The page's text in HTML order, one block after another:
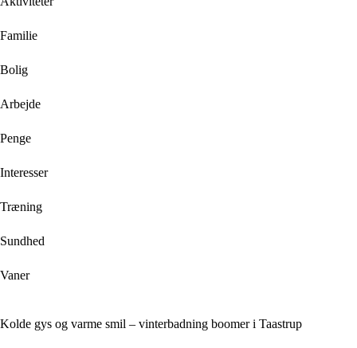
Familie
Bolig
Arbejde
Penge
Interesser
Træning
Sundhed
Vaner
Kolde gys og varme smil – vinterbadning boomer i Taastrup